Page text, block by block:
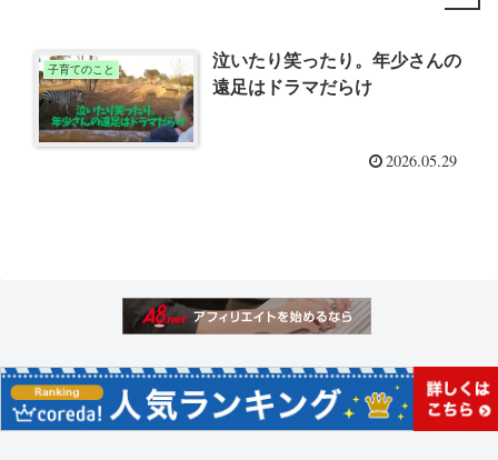
子育てのこと
泣いたり笑ったり。年少さんの
遠足はドラマだらけ
2026.05.29